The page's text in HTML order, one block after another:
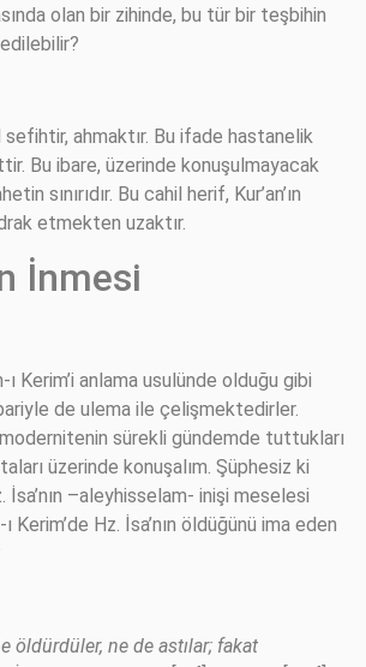
olan bir zihinde, bu tür bir teşbihin
ahmaktır. Bu ifade hastanelik
Bu ibare, üzerinde konuşulmayacak
sınırıdır. Bu cahil herif, Kur’an’ın
etmekten uzaktır.
İnmesi
Kerim’i anlama usulünde olduğu gibi
de ulema ile çelişmektedirler.
sürekli gündemde tuttukları
üzerinde konuşalım. Şüphesiz ki
İsa’nın –aleyhisselam- inişi meselesi
Kerim’de Hz. İsa’nın öldüğünü ima eden
öldürdüler, ne de astılar; fakat